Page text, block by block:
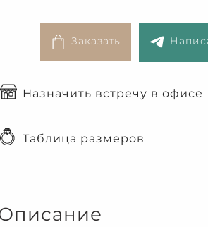
Заказать
Назначить встречу в офисе
Таблица размеров